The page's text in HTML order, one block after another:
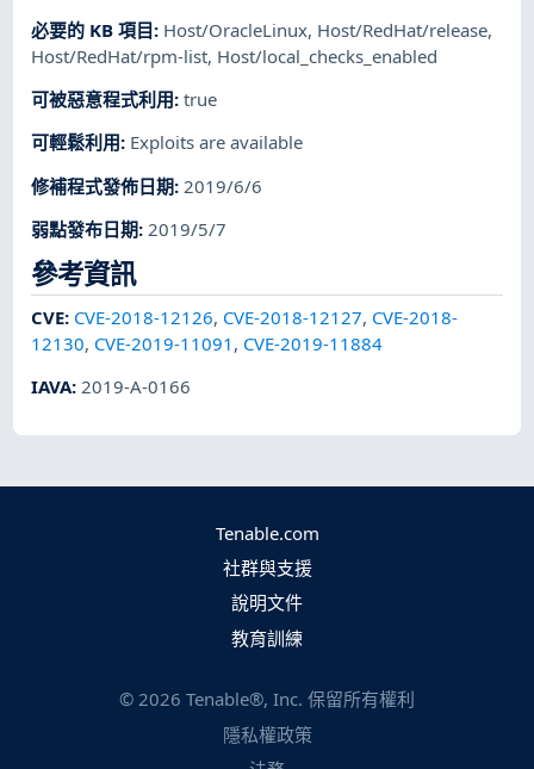
必要的 KB 項目: Host/OracleLinux, Host/RedHat/release,
Host/RedHat/rpm-list, Host/local_checks_enabled
可被惡意程式利用:true
可輕鬆利用: Exploits are available
修補程式發佈日期: 2019/6/6
弱點發布日期:2019/5/7
參考資訊
CVE: CVE-2018-12126, CVE-2018-12127, CVE-2018-
12130, CVE-2019-11091 , CVE-2019-11884
IAVA:2019-A-0166
Tenable.com
社群與支援
說明文件
教育訓練
© 2026 Tenable®, Inc. 保留所有權利
隱私權政策